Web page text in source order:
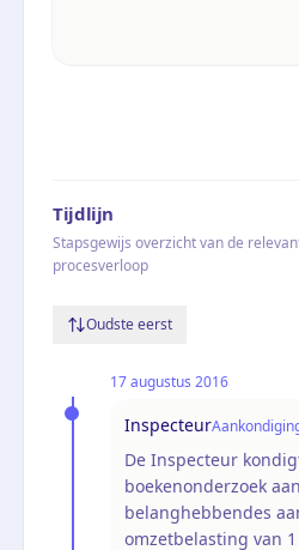
Tijdlijn
Stapsgewijs overzicht van de
procesverloop
Oudste eerst
17 augustus 2016
Inspecteur
De Inspecteur
boekenonderzoek
belanghebbendes
omzetbelasting van